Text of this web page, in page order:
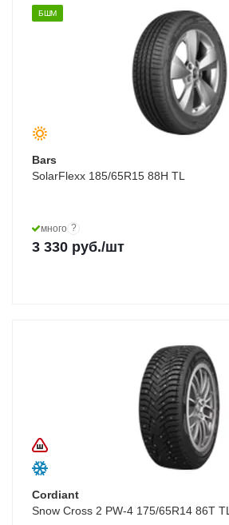
БШМ
Bars
SolarFlexx 185/65R15 88H TL
много ?
3 330 руб./шт
Cordiant
Snow Cross 2 PW-4 175/65R14 86T TL